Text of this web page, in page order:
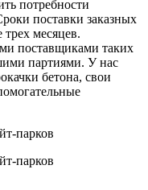
потребности
поставки заказных
месяцев.
поставщиками таких
партиями. У нас
бетона, свои